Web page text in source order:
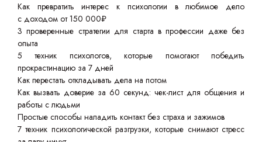
Как превратить интерес к психологии в любимое дело
с доходом от 150 000₽
3 проверенные стратегии для старта в профессии даже без
опыта
5 техник психологов, которые помогают победить
прокрастинацию за 7 дней
Как перестать откладывать дела на потом
Как вызвать доверие за 60 секунд: чек-лист для общения и
работы с людьми
Простые способы наладить контакт без страха и зажимов
7 техник психологической разгрузки, которые снимают стресс